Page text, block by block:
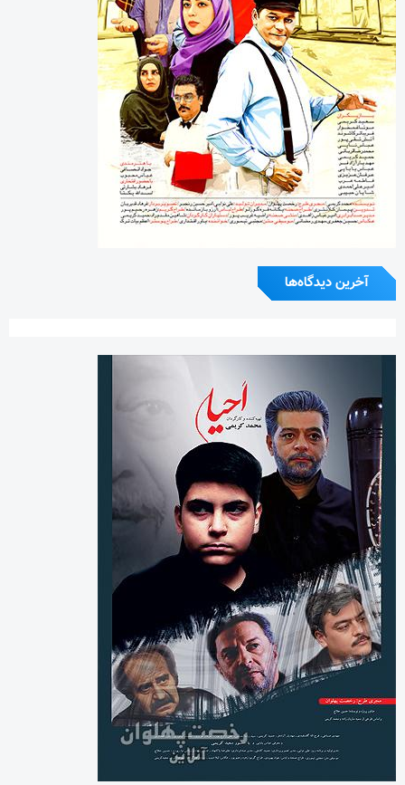
آخرین دیدگاه‌ها